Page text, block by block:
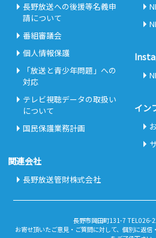
長野放送への後援等名義申
請について
番組審議会
個人情報保護
「放送と青少年問題」への
対応
テレビ視聴データの取扱い
について
国民保護業務計画
関連会社
長野放送管財株式会社
イン
長野市岡田町131-7 TEL026-
お寄せ頂いたご意見・ご質問に対して、個別に返